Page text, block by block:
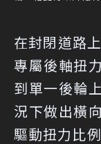
在封閉道路
專屬後軸扭
到單一後輪
況下做出橫
驅動扭力比